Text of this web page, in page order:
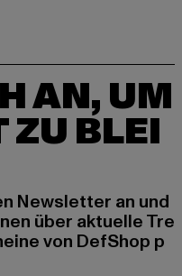
AN, UM
ZU BLEI
Newsletter an und
über aktuelle Tre
von DefShop p